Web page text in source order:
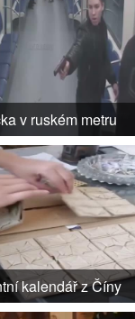
v ruském metru
kalendář z Číny